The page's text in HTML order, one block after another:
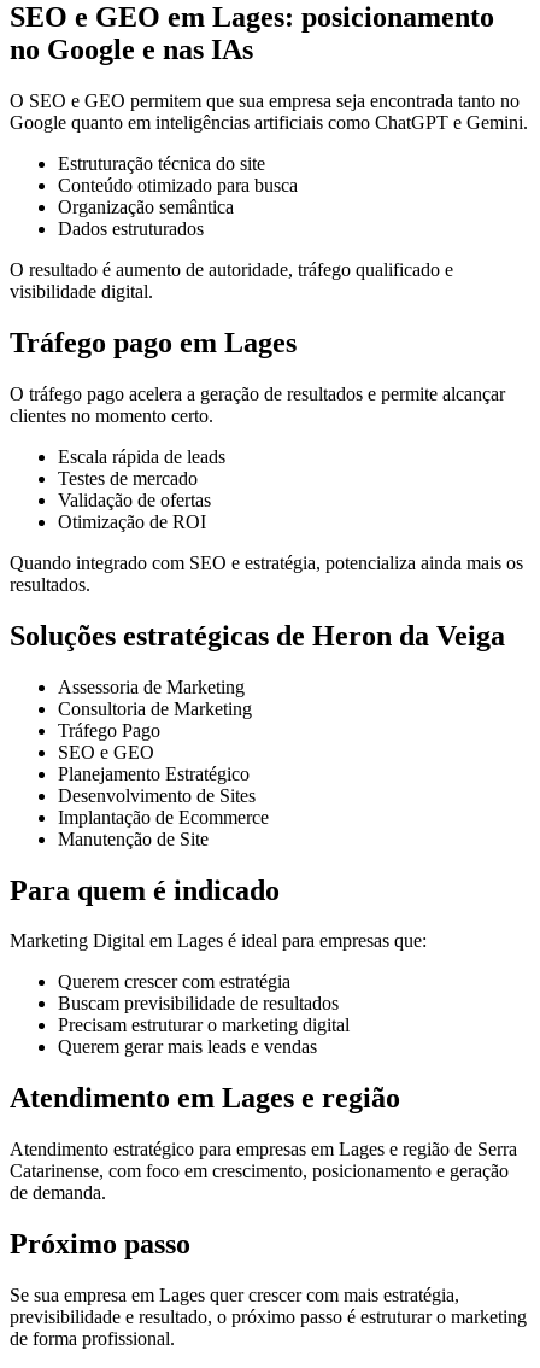
SEO e GEO em Lages: posicionamento
no Google e nas IAs
O SEO e GEO permitem que sua empresa seja encontrada tanto no
Google quanto em inteligências artificiais como ChatGPT e Gemini.
Estruturação técnica do site
Conteúdo otimizado para busca
Organização semântica
Dados estruturados
O resultado é aumento de autoridade, tráfego qualificado e
visibilidade digital.
Tráfego pago em Lages
O tráfego pago acelera a geração de resultados e permite alcançar
clientes no momento certo.
Escala rápida de leads
Testes de mercado
Validação de ofertas
Otimização de ROI
Quando integrado com SEO e estratégia, potencializa ainda mais os
resultados.
Soluções estratégicas de Heron da Veiga
Assessoria de Marketing
Consultoria de Marketing
Tráfego Pago
SEO e GEO
Planejamento Estratégico
Desenvolvimento de Sites
Implantação de Ecommerce
Manutenção de Site
Para quem é indicado
Marketing Digital em Lages é ideal para empresas que:
Querem crescer com estratégia
Buscam previsibilidade de resultados
Precisam estruturar o marketing digital
Querem gerar mais leads e vendas
Atendimento em Lages e região
Atendimento estratégico para empresas em Lages e região de Serra
Catarinense, com foco em crescimento, posicionamento e geração
de demanda.
Próximo passo
Se sua empresa em Lages quer crescer com mais estratégia,
previsibilidade e resultado, o próximo passo é estruturar o marketing
de forma profissional.